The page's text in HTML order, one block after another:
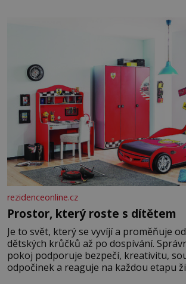
burácení skutečně ustane. Když o
rezidenceonline.cz
Prostor, který roste s dítětem
Je to svět, který se vyvíjí a proměňuje
dětských krůčků až po dospívání.
pokoj podporuje bezpečí, kreativitu,
odpočinek a reaguje na každou etapu